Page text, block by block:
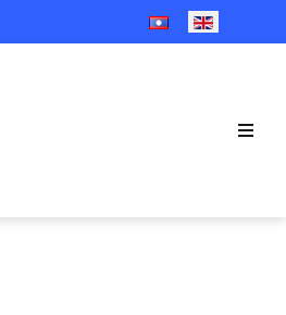
SELECT YOUR